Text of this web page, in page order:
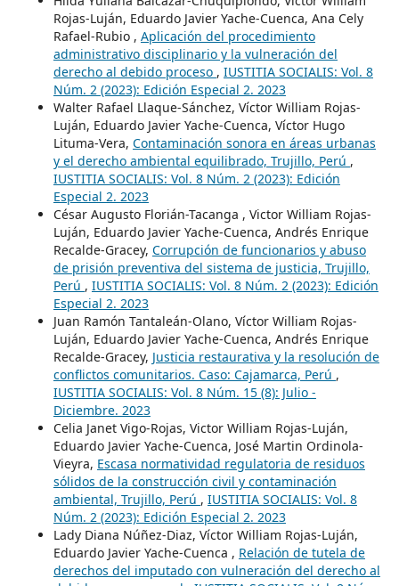
Rojas-Luján, Eduardo Javier Yache-Cuenca, Ana Cely
Rafael-Rubio , Aplicación del procedimiento
administrativo disciplinario y la vulneración del
derecho al debido proceso , IUSTITIA SOCIALIS: Vol. 8
Núm. 2 (2023): Edición Especial 2. 2023
Walter Rafael Llaque-Sánchez, Víctor William Rojas-
Luján, Eduardo Javier Yache-Cuenca, Víctor Hugo
Lituma-Vera, Contaminación sonora en áreas urbanas
y el derecho ambiental equilibrado, Trujillo, Perú ,
IUSTITIA SOCIALIS: Vol. 8 Núm. 2 (2023): Edición
Especial 2. 2023
César Augusto Florián-Tacanga , Victor William Rojas-
Luján, Eduardo Javier Yache-Cuenca, Andrés Enrique
Recalde-Gracey, Corrupción de funcionarios y abuso
de prisión preventiva del sistema de justicia, Trujillo,
Perú , IUSTITIA SOCIALIS: Vol. 8 Núm. 2 (2023): Edición
Especial 2. 2023
Juan Ramón Tantaleán-Olano, Víctor William Rojas-
Luján, Eduardo Javier Yache-Cuenca, Andrés Enrique
Recalde-Gracey, Justicia restaurativa y la resolución de
conflictos comunitarios. Caso: Cajamarca, Perú ,
IUSTITIA SOCIALIS: Vol. 8 Núm. 15 (8): Julio -
Diciembre. 2023
Celia Janet Vigo-Rojas, Victor William Rojas-Luján,
Eduardo Javier Yache-Cuenca, José Martin Ordinola-
Vieyra, Escasa normatividad regulatoria de residuos
sólidos de la construcción civil y contaminación
ambiental, Trujillo, Perú , IUSTITIA SOCIALIS: Vol. 8
Núm. 2 (2023): Edición Especial 2. 2023
Lady Diana Núñez-Diaz, Víctor William Rojas-Luján,
Eduardo Javier Yache-Cuenca , Relación de tutela de
derechos del imputado con vulneración del derecho al